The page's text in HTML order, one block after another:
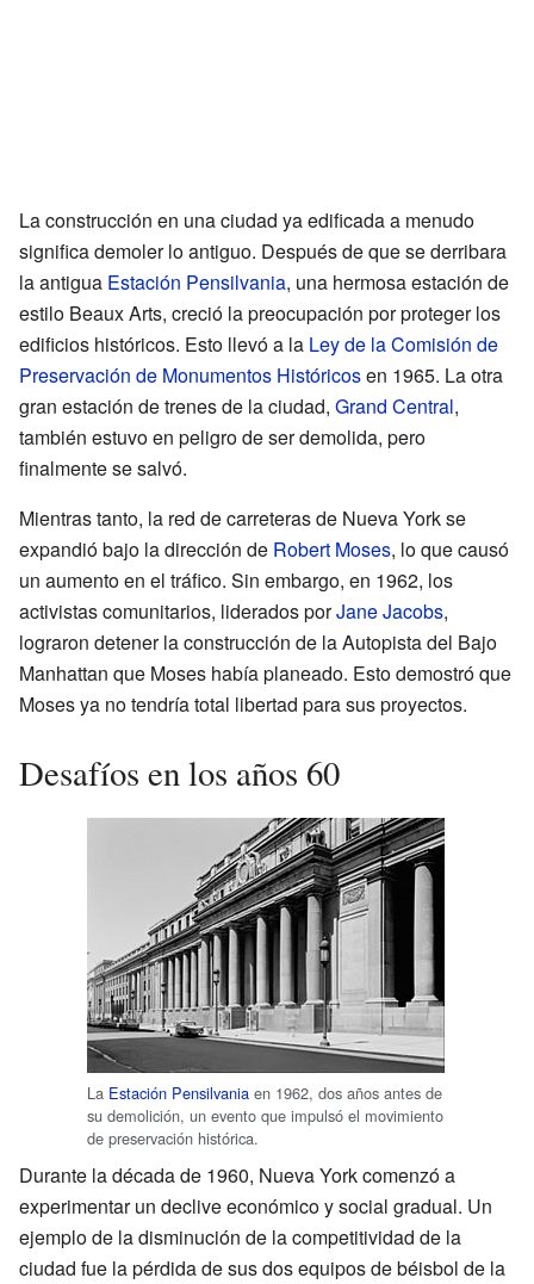
La construcción en una ciudad ya edificada a menudo
significa demoler lo antiguo. Después de que se derribara
la antigua Estación Pensilvania, una hermosa estación de
estilo Beaux Arts, creció la preocupación por proteger los
edificios históricos. Esto llevó a la Ley de la Comisión de
Preservación de Monumentos Históricosen 1965. La otra
gran estación de trenes de la ciudad, Grand Central,
también estuvo en peligro de ser demolida, pero
finalmente se salvó.
Mientras tanto, la red de carreteras de Nueva York se
expandió bajo la dirección de Robert Moses, lo que causó
un aumento en el tráfico. Sin embargo, en 1962, los
activistas comunitarios, liderados porJane Jacobs,
lograron detener la construcción de la Autopista del Bajo
Manhattan que Moses había planeado. Esto demostró que
Moses ya no tendría total libertad para sus proyectos.
Desafíos en los años 60
La Estación Pensilvania en 1962, dos años antes de
su demolición, un evento que impulsó el movimiento
de preservación histórica.
Durante la década de 1960, Nueva York comenzó a
experimentar un declive económico y social gradual. Un
ejemplo de la disminución de la competitividad de la
ciudad fue la pérdida de sus dos equipos de béisbol de la